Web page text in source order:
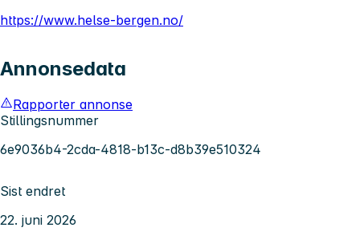
https://www.helse-bergen.no/
Annonsedata
Rapporter annonse
Stillingsnummer
6e9036b4-2cda-4818-b13c-d8b39e510324
Sist endret
22. juni 2026